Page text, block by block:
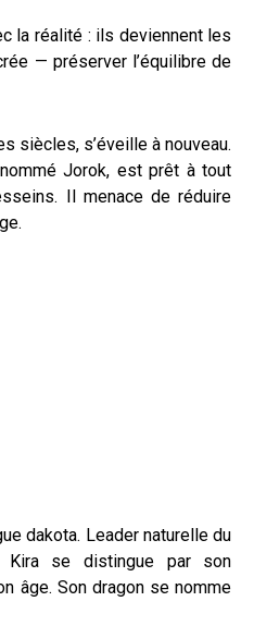
la réalité : ils deviennent les
— préserver l’équilibre de
siècles, s’éveille à nouveau.
Jorok, est prêt à tout
Il menace de réduire
dakota. Leader naturelle du
se distingue par son
âge. Son dragon se nomme